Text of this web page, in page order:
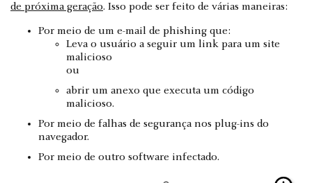
de próxima geração. Isso pode ser feito de várias maneiras:
Por meio de um e-mail de phishing que:
Leva o usuário a seguir um link para um site
malicioso
ou
abrir um anexo que executa um código
malicioso.
Por meio de falhas de segurança nos plug-ins do
navegador.
Por meio de outro software infectado.